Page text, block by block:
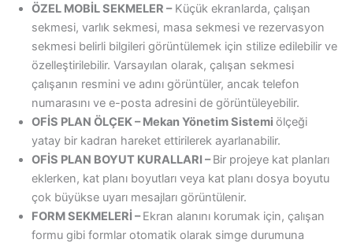
ÖZEL MOBİL SEKMELER –Küçük ekranlarda, çalışan
sekmesi, varlık sekmesi, masa sekmesi ve rezervasyon
sekmesi belirli bilgileri görüntülemek için stilize edilebilir ve
özelleştirilebilir. Varsayılan olarak, çalışan sekmesi
çalışanın resmini ve adını görüntüler, ancak telefon
numarasını ve e-posta adresini de görüntüleyebilir.
OFİS PLAN ÖLÇEK – Mekan Yönetim Sistemi ölçeği
yatay bir kadran hareket ettirilerek ayarlanabilir.
OFİS PLAN BOYUT KURALLARI –Bir projeye kat planları
eklerken, kat planı boyutları veya kat planı dosya boyutu
çok büyükse uyarı mesajları görüntülenir.
FORM SEKMELERİ –Ekran alanını korumak için, çalışan
formu gibi formlar otomatik olarak simge durumuna